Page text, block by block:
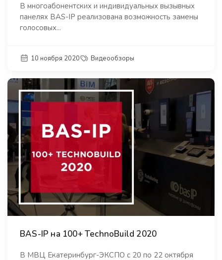
В многоабонентских и индивидуальных вызывных
панелях BAS-IP реализована возможность замены
голосовых...
10 ноября 2020 Видеообзоры
BAS-IP на 100+ TechnoBuild 2020
В МВЦ Екатеринбург-ЭКСПО с 20 по 22 октября